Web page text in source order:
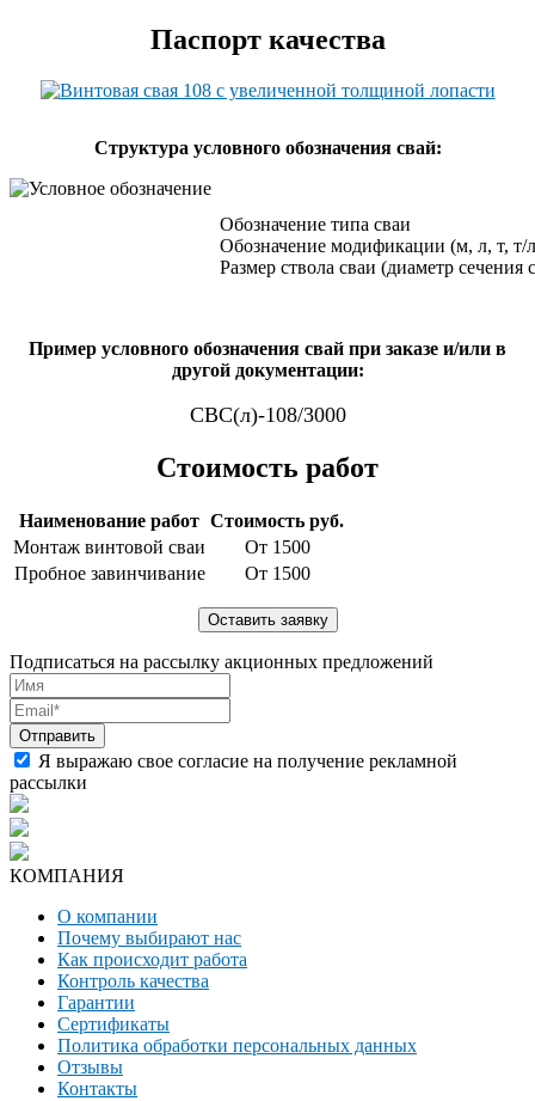
Паспорт качества
Cтруктура условного обозначения свай:
Обозначение типа сваи
Обозначение модификации (м, л, т, т/
Размер ствола сваи (диаметр сечения
Пример условного обозначения свай при заказе и/или в
другой документации:
СВС(л)-108/3000
Стоимость работ
Наименование работ Стоимость руб.
Монтаж винтовой сваи
От 1500
Пробное завинчивание
От 1500
Подписаться на рассылку акционных предложений
Я выражаю свое согласие на получение рекламной
рассылки
КОМПАНИЯ
О компании
Почему выбирают нас
Как происходит работа
Контроль качества
Гарантии
Сертификаты
Политика обработки персональных данных
Отзывы
Контакты